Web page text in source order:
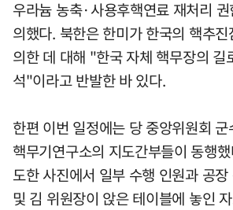
우라늄 농축·사용후핵연료 재처리
의했다. 북한은 한미가 한국의 핵추
의한 데 대해 "한국 자체 핵무장의 길
석"이라고 반발한 바 있다.
한편 이번 일정에는 당 중앙위원회
핵무기연구소의 지도간부들이 동행
도한 사진에서 일부 수행 인원과 공
및 김 위원장이 앉은 테이블에 놓인